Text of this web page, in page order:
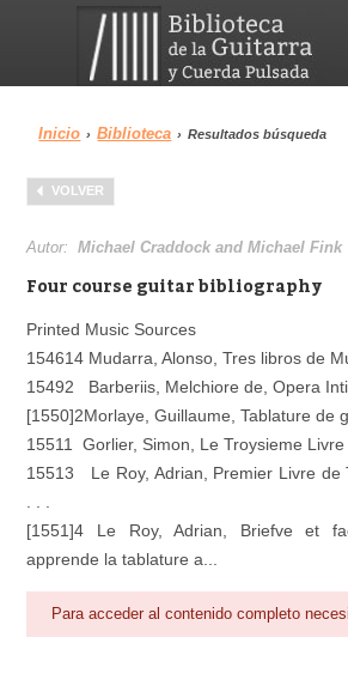
Menu
Biblioteca
Área personal
Inicio › Biblioteca › Resultados búsqueda
VOLVER
Autor:Michael Craddock and Michael Fink
Four course guitar bibliography
Printed Music Sources
154614 Mudarra, Alonso, Tres libros de
15492 Barberiis, Melchiore de, Opera
[1550]2Morlaye, Guillaume, Tablature de
15511 Gorlier, Simon, Le Troysieme
15513 Le Roy, Adrian, Premier Livre de
. . .
[1551]4 Le Roy, Adrian, Briefve et
apprende la tablature a...
Para acceder al contenido completo